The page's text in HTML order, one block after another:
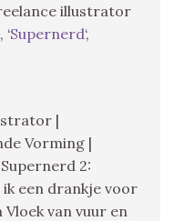
illustrator
Supernerd‘,
|
Vorming |
2:
een drankje voor
van vuur en